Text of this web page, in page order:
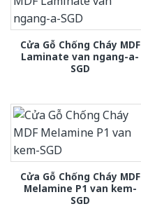
Cửa Gỗ Chống Cháy MDF
Laminate van ngang-a-
SGD
Cửa Gỗ Chống Cháy MDF
Melamine P1 van kem-
SGD